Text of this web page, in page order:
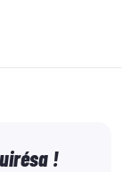
!